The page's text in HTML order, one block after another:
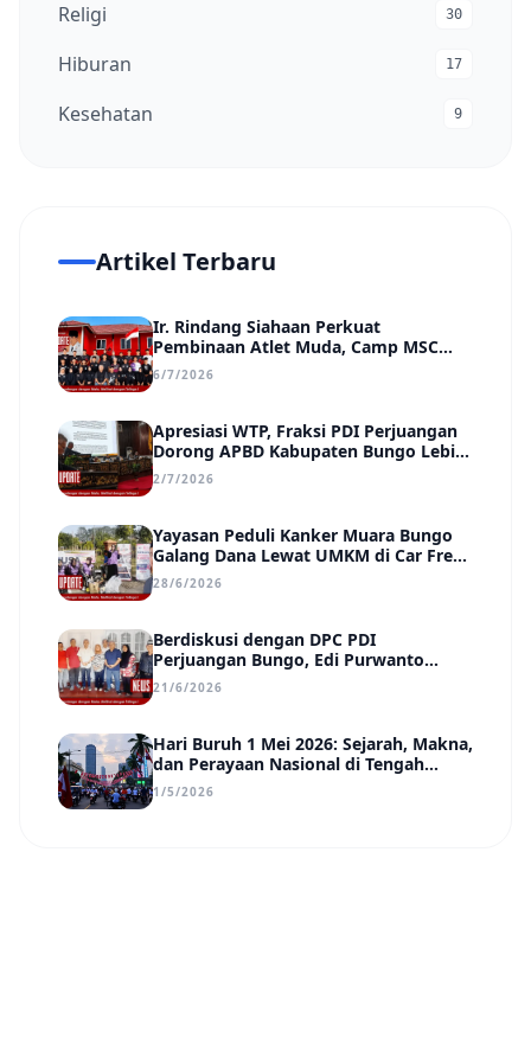
Religi 30
Hiburan 17
Kesehatan 9
Artikel Terbaru
Ir. Rindang Siahaan Perkuat
Pembinaan Atlet Muda, Camp MSC
Siapkan Generasi Juara Hadapi
Kejuaraan Regional hingga Nasional
6/7/2026
Apresiasi WTP, Fraksi PDI Perjuangan
Dorong APBD Kabupaten Bungo Lebih
Efektif, Transparan, dan Berdampak
2/7/2026
Yayasan Peduli Kanker Muara Bungo
Galang Dana Lewat UMKM di Car Free
Day, Ir. Rindang Siahaan Beri Apresiasi
28/6/2026
Berdiskusi dengan DPC PDI
Perjuangan Bungo, Edi Purwanto
Uraikan Poin-Poin Urgensi yang Perlu
Disadari Pemimpin Daerah
21/6/2026
Hari Buruh 1 Mei 2026: Sejarah, Makna,
dan Perayaan Nasional di Tengah
Tantangan Era Digital
1/5/2026